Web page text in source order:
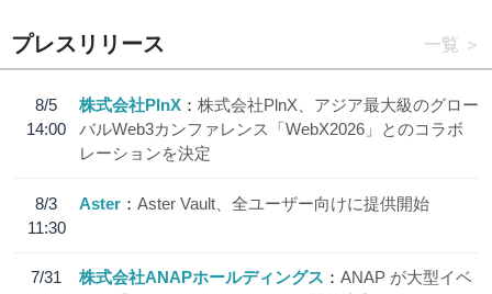
プレスリリース 一覧
8/5
14:00
株式会社PlnX
株式会社PlnX、アジア最大級のグロー
バルWeb3カンファレンス「WebX2026」とのコラボ
レーションを決定
8/3
11:30
Aster Aster Vault、全ユーザー向けに提供開始
7/31
株式会社ANAPホールディングス
ANAP が大型イベ